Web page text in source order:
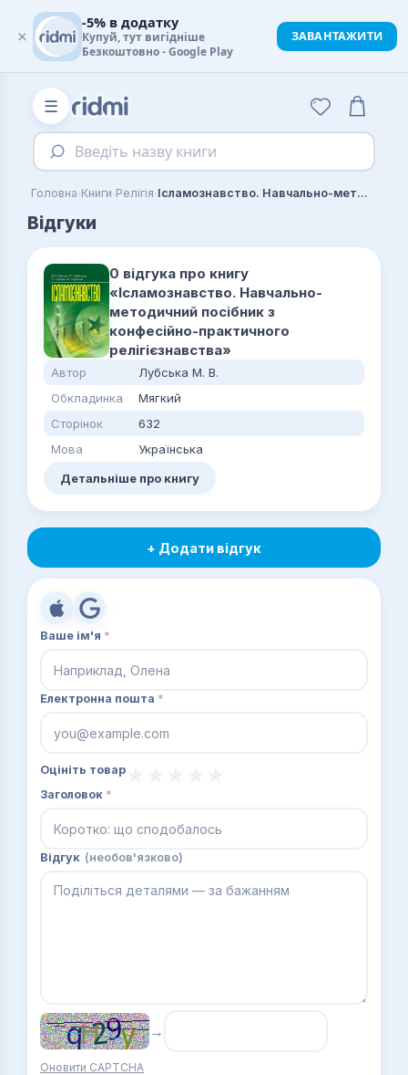
☰
Введіть назву книги
Головна›Книги›Релігія› Ісламознавство. Навчально-методичний посібник з конфесійно-практичного релігієзнавства
Відгуки
0 відгука про книгу
«Ісламознавство. Навчально-
методичний посібник з
конфесійно-практичного
релігієзнавства»
Автор
Лубська М. В.
Обкладинка
Мягкий
Сторінок
632
Мова
Українська
Детальніше про книгу
+ Додати відгук
Ваше ім'я *
Електронна пошта *
Оцініть товар
Заголовок *
Відгук (необов'язково)
→
Оновити CAPTCHA
×
-5% в додатку
Купуй, тут вигідніше
Безкоштовно - Google Play
ЗАВАНТАЖИТИ